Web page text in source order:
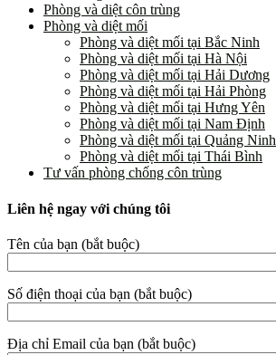
Phòng và diệt côn trùng
Phòng và diệt mối
Phòng và diệt mối tại Bắc Ninh
Phòng và diệt mối tại Hà Nội
Phòng và diệt mối tại Hải Dương
Phòng và diệt mối tại Hải Phòng
Phòng và diệt mối tại Hưng Yên
Phòng và diệt mối tại Nam Định
Phòng và diệt mối tại Quảng Ninh
Phòng và diệt mối tại Thái Bình
Tư vấn phòng chống côn trùng
Liên hệ ngay với chúng tôi
Tên của bạn (bắt buộc)
Số điện thoại của bạn (bắt buộc)
Địa chỉ Email của bạn (bắt buộc)